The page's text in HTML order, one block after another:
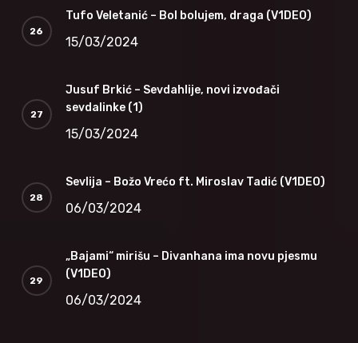
Tufo Veletanić – Bol bolujem, draga (V1DEO)
15/03/2024
Jusuf Brkić – Sevdahlije, novi izvođači
sevdalinke (1)
15/03/2024
Sevlija – Božo Vrećo ft. Miroslav Tadić (V1DEO)
06/03/2024
„Bajami“ mirišu – Divanhana ima novu pjesmu
(V1DEO)
06/03/2024